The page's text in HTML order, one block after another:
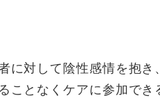
に対して陰性感情を抱
ことなくケアに参加で